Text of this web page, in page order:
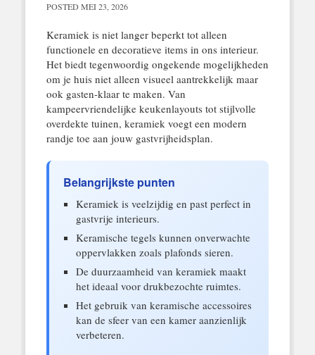
POSTED MEI 23, 2026
Keramiek is niet langer beperkt tot alleen
functionele en decoratieve items in ons interieur.
Het biedt tegenwoordig ongekende mogelijkheden
om je huis niet alleen visueel aantrekkelijk maar
ook gasten-klaar te maken. Van
kampeervriendelijke keukenlayouts tot stijlvolle
overdekte tuinen, keramiek voegt een modern
randje toe aan jouw gastvrijheidsplan.
Belangrijkste punten
Keramiek is veelzijdig en past perfect in
gastvrije interieurs.
Keramische tegels kunnen onverwachte
oppervlakken zoals plafonds sieren.
De duurzaamheid van keramiek maakt
het ideaal voor drukbezochte ruimtes.
Het gebruik van keramische accessoires
kan de sfeer van een kamer aanzienlijk
verbeteren.